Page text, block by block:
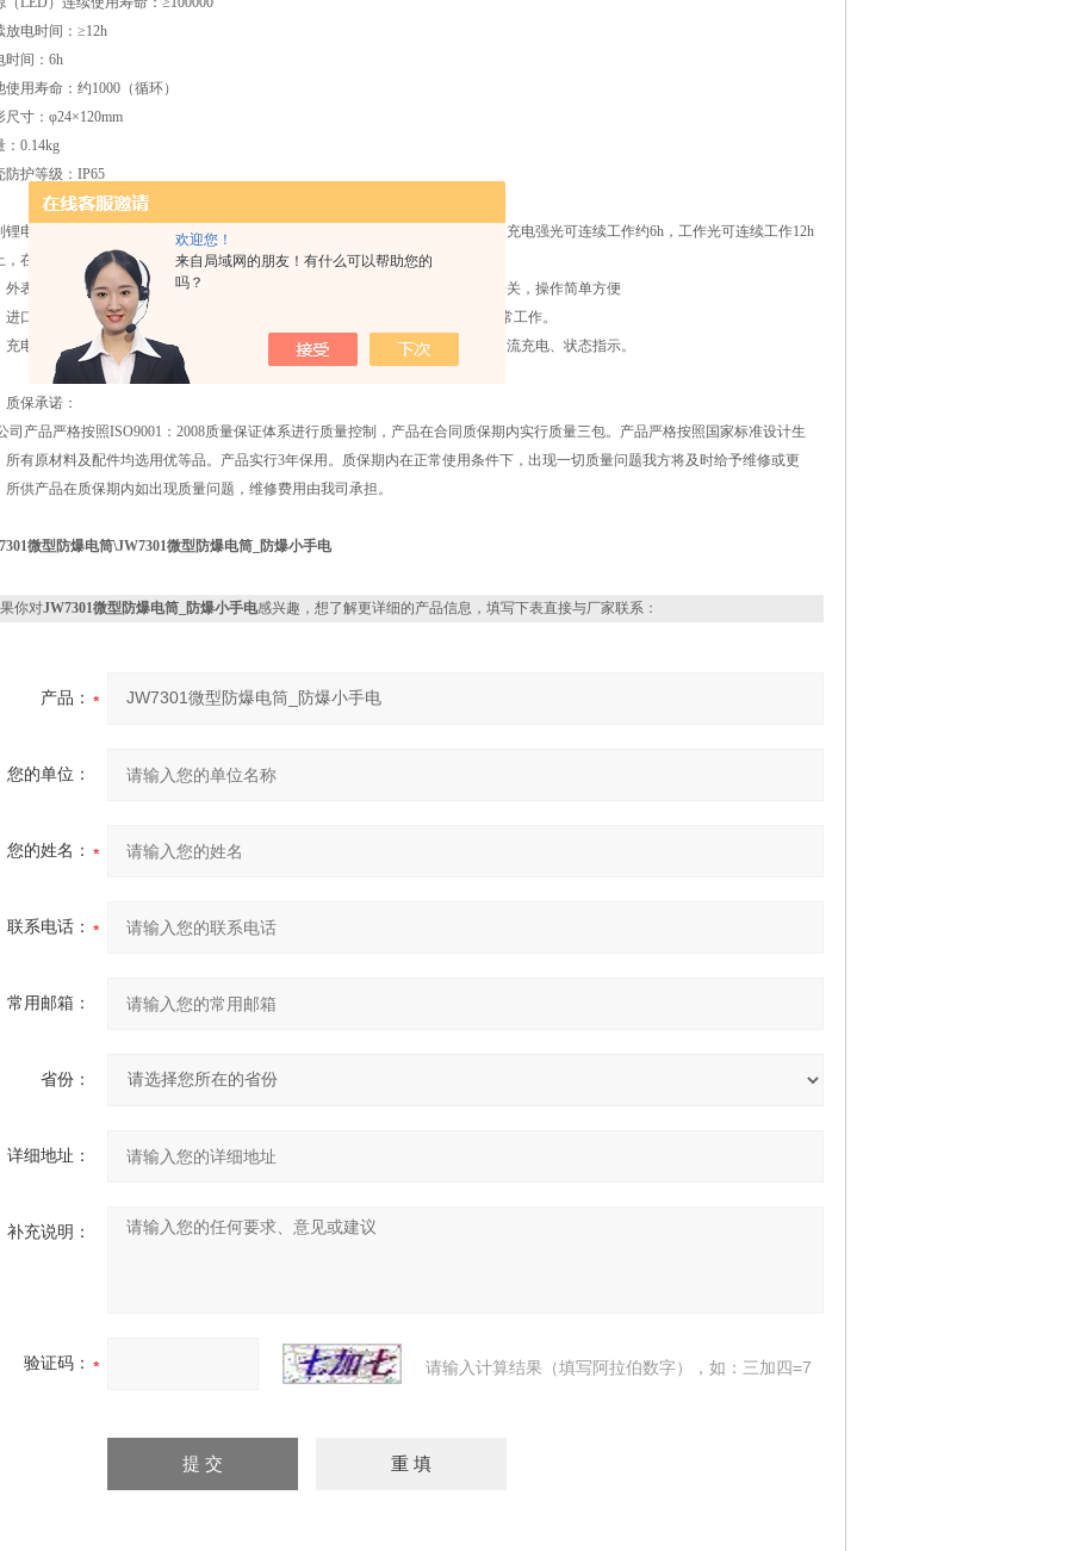
欢迎您！
来自局域网的朋友！有什么可以帮助您的
吗？
放电时间：≥12h
时间：6h
使用寿命：约1000（循环）
尺寸：φ24×120mm
：0.14kg
防护等级：IP65
锂电池组无记忆、无污染、容量高、寿命长、性能安全稳定，自放电率低，一次充电强光可连续工作约6h，工作光可连续工作12h
，在照明功能的基础上还增加了频闪光功能，可作远距离信号指示用。
表面经阳极氧化处理，造型轻盈美观，携带有手持、肩挎两种方式，轻触式开关，操作简单方便
口高硬度合金外壳能承受强力碰撞和冲击，密封性能好，可在水下100米内正常工作。
电器采用充电管理芯片控制，高可靠性、快速充电、过充保护、短路保护、涓流充电、状态指示。
质保承诺：
司产品严格按照ISO9001：2008质量保证体系进行质量控制，产品在合同质保期内实行质量三包。产品严格按照国家标准设计生
所有原材料及配件均选用优等品。产品实行3年保用。质保期内在正常使用条件下，出现一切质量问题我方将及时给予维修或更
所供产品在质保期内如出现质量问题，维修费用由我司承担。
微型防爆电筒\JW7301微型防爆电筒_防爆小手电
你对JW7301微型防爆电筒_防爆小手电感兴趣，想了解更详细的产品信息，填写下表直接与厂家联系：
产品：
您的单位：
您的姓名：
联系电话：
常用邮箱：
省份：
详细地址：
补充说明：
验证码： 请输入计算结果（填写阿拉伯数字），如：三加四=7